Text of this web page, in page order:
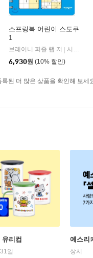
스프링북 어린이 스도쿠
1
브레이니 퍼즐 랩 저
시간과공간사
6,930원 (10% 할인)
된 더 많은 상품을 확인해 보세
리컵
일
예스리
상시